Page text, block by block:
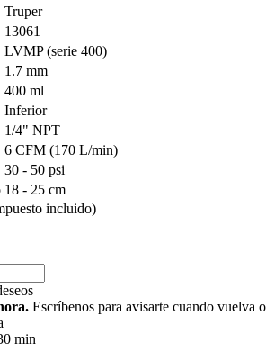
Truper
13061
LVMP (serie 400)
1.7 mm
400 ml
Inferior
1/4" NPT
6 CFM (170 L/min)
30 - 50 psi
18 - 25 cm
incluido)
Escríbenos para avisarte cuando vuelva
min